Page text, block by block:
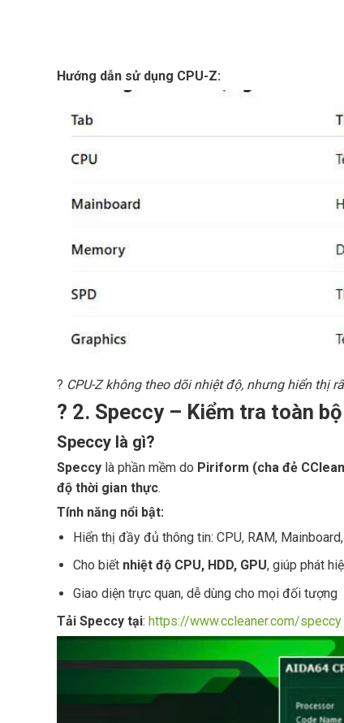
Hướng dẫn sử dụng CPU-Z:
? CPU-Z không theo dõi nhiệt độ, nhưng hiển thị
?️ 2. Speccy – Kiểm tra toàn
Speccy là gì?
Speccylà phần mềm do Piriform (cha đẻ
độ thời gian thực.
Tính năng nổi bật:
Hiển thị đầy đủ thông tin: CPU, RAM,
Cho biết nhiệt độ CPU, HDD, GPU, giúp phát
Giao diện trực quan, dễ dùng cho mọi đối tượng
Tải Speccy tại: https://www.ccleaner.com/speccy